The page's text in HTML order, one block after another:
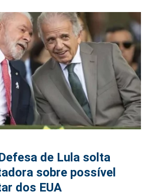
de Lula solta
sobre possível
dos EUA